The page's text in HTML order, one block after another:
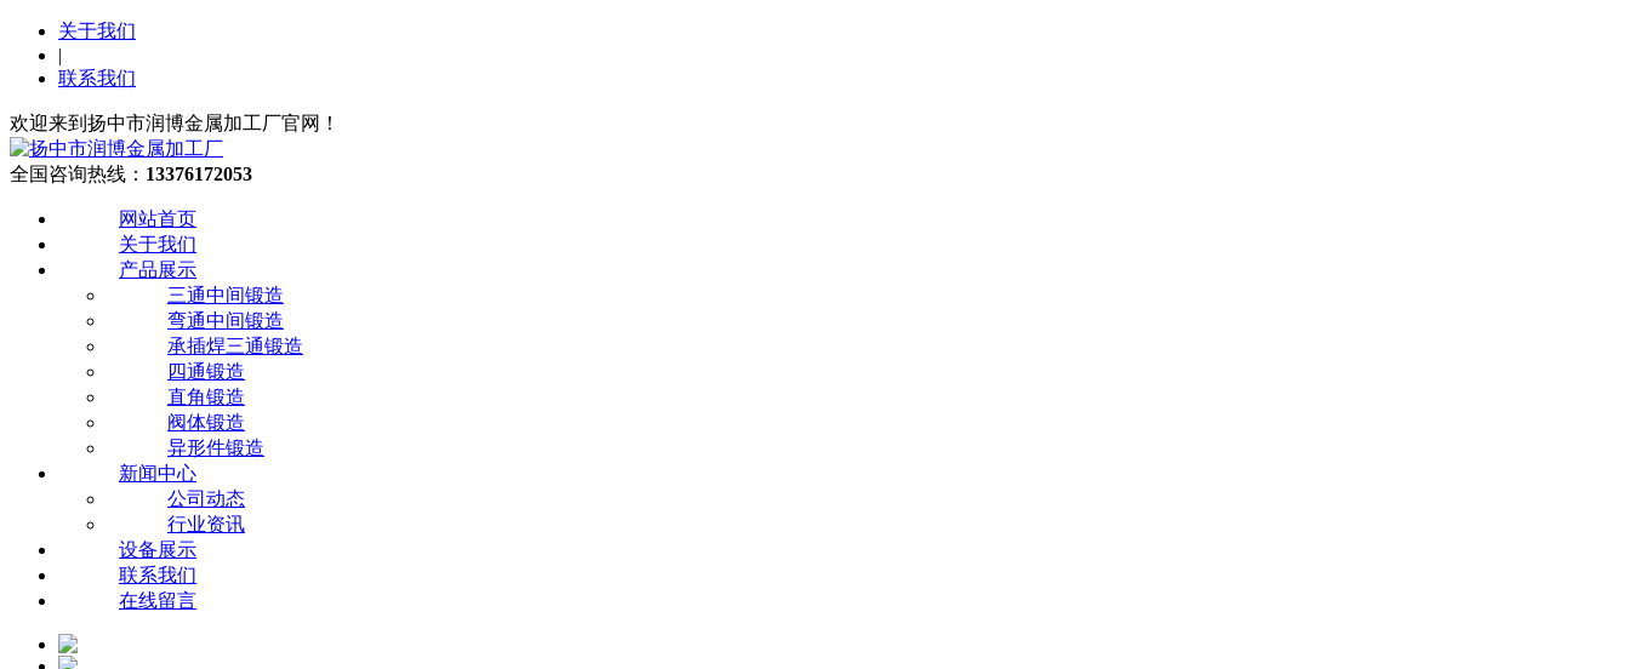
关于我们
|
联系我们
欢迎来到扬中市润博金属加工厂官网！
全国咨询热线： 13376172053
网站首页
关于我们
产品展示
三通中间锻造
弯通中间锻造
承插焊三通锻造
四通锻造
直角锻造
阀体锻造
异形件锻造
新闻中心
公司动态
行业资讯
设备展示
联系我们
在线留言